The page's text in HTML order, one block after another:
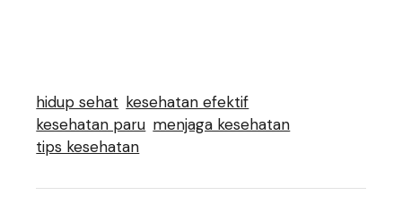
hidup sehat kesehatan efektif
kesehatan paru menjaga kesehatan
tips kesehatan